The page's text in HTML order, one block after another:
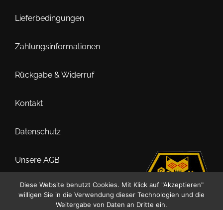
Lieferbedingungen
Zahlungsinformationen
Rückgabe & Widerruf
Kontakt
Datenschutz
Unsere AGB
Impressum
Diese Website benutzt Cookies. Mit Klick auf "Akzeptieren"
willigen Sie in die Verwendung dieser Technologien und die
Weitergabe von Daten an Dritte ein.